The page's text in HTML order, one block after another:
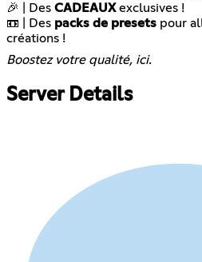
🎉 | Des CADEAUXexclusives !
📼 | Des packs de presets pour
créations !
Boostez votre qualité, ici.
Server Details